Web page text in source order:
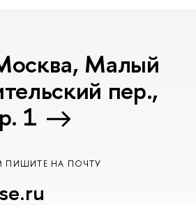
Малый
пер.,
1
ПИШИТЕ НА ПОЧТУ